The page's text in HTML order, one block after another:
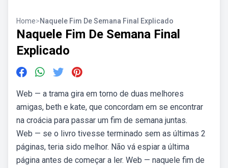
Home>Naquele Fim De Semana Final Explicado
Naquele Fim De Semana Final
Explicado
Web — a trama gira em torno de duas melhores
amigas, beth e kate, que concordam em se encontrar
na croácia para passar um fim de semana juntas.
Web — se o livro tivesse terminado sem as últimas 2
páginas, teria sido melhor. Não vá espiar a última
página antes de começar a ler. Web — naquele fim de